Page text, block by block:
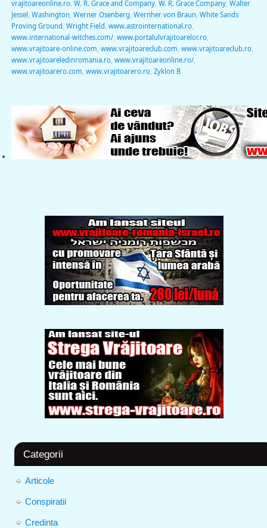
vrajitoareonline.ro, W. R. Grace and Company, W. R. Grace Company, Walter
Jessel Washington Werner Osenberg Wernher von Braun White Sands
Proving Ground Wright Field www.astrointernational.ro,
www.international-witches.com/, www.portalulvrajitoarelor.ro,
www.vrajitoare-online.com www.vrajitoareclub.com www.vrajitoareclub.ro,
www.vrajitoareledinromania.ro, www.vrajitoareonline.ro/,
www.vrajitoarero.com www.vrajitoarero.ro, Zyklon B
Categorii
Articole
Conspiratii
Credinta